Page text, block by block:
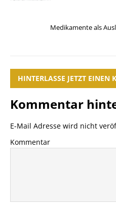
Medikamente als
HINTERLASSE JETZT EINEN
Kommentar
E-Mail Adresse wird nicht
Kommentar